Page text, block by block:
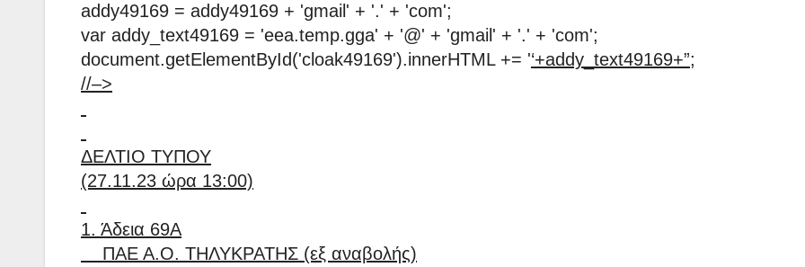
addy49169 = addy49169 + 'gmail' + '.' + 'com';
var addy_text49169 = 'eea.temp.gga' + '@' + 'gmail' + '.' + 'com';
document.getElementById('cloak49169').innerHTML += '‘+addy_text49169+”;
//–>
ΔΕΛΤΙΟ ΤΥΠΟΥ
(27.11.23 ώρα 13:00)
1. Άδεια 69Α
ΠΑΕ Α.Ο. ΤΗΛΥΚΡΑΤΗΣ (εξ αναβολής)